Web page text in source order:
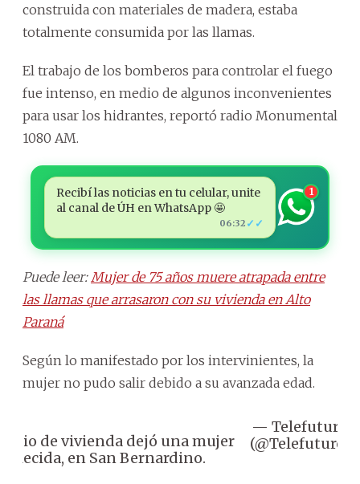
construida con materiales de madera, estaba
totalmente consumida por las llamas.
El trabajo de los bomberos para controlar el fuego
fue intenso, en medio de algunos inconvenientes
para usar los hidrantes, reportó radio Monumental
1080 AM.
Recibí las noticias en tu celular, unite
al canal de ÚH en WhatsApp 🤩
06:32 ✓✓
1
Puede leer: Mujer de 75 años muere atrapada entre
las llamas que arrasaron con su vivienda en Alto
Paraná
Según lo manifestado por los intervinientes, la
mujer no pudo salir debido a su avanzada edad.
de vivienda dejó una mujer
fallecida, en San Bernardino.
— Telefuturo
(@Telefuturo)